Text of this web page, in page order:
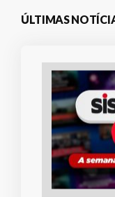
ÚLTIMAS